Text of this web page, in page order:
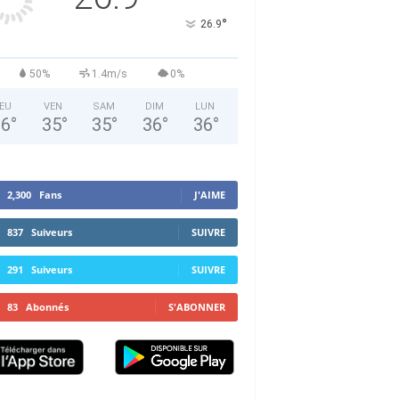
26.9°
50% 1.4m/s 0%
°
VEN
35°
SAM
35°
DIM
36°
LUN
36°
2,300 Fans J'AIME
837 Suiveurs SUIVRE
291 Suiveurs SUIVRE
83 Abonnés S'ABONNER